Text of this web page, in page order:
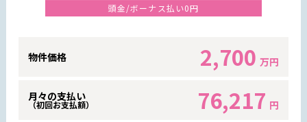
頭金/ボーナス払い0円
物件価格 2,700 万円
月々の支払い
（初回お支払額） 76,217 円